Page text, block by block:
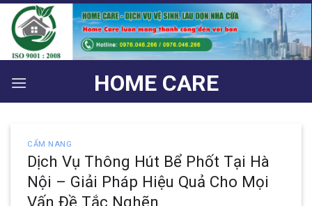
Bỏ
qua
nội
dung
HOME CARE
CẨM NANG
Dịch Vụ Thông Hút Bể Phốt Tại Hà
Nội – Giải Pháp Hiệu Quả Cho Mọi
Vấn Đề Tắc Nghẽn